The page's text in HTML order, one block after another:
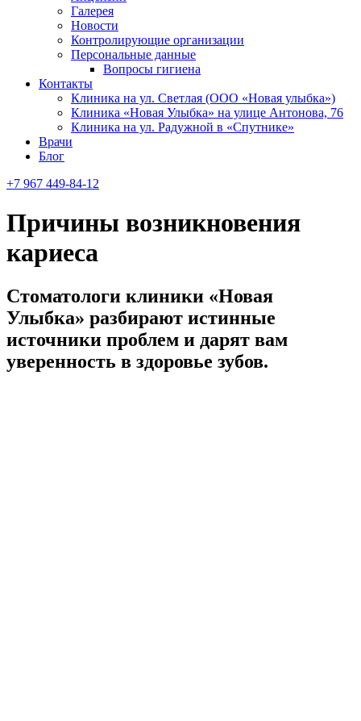
Галерея
Новости
Контролирующие организации
Персональные данные
Вопросы гигиена
Контакты
Клиника на ул. Светлая (ООО «Новая улыбка»)
Клиника «Новая Улыбка» на улице Антонова, 76
Клиника на ул. Радужной в «Спутнике»
Врачи
Блог
+7 967 449-84-12
Причины возникновения
кариеса
Стоматологи клиники «Новая
Улыбка» разбирают истинные
источники проблем и дарят вам
уверенность в здоровье зубов.